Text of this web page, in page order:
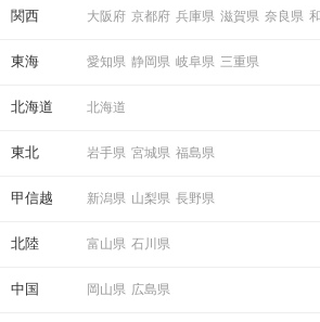
関西 大阪府 京都府 兵庫県 滋賀県 奈良県
東海 愛知県 静岡県 岐阜県 三重県
北海道 北海道
東北 岩手県 宮城県 福島県
甲信越 新潟県 山梨県 長野県
北陸 富山県 石川県
中国 岡山県 広島県